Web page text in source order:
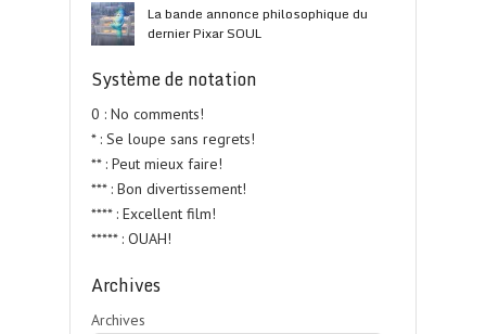
La bande annonce philosophique du
dernier Pixar SOUL
Système de notation
0 : No comments!
* : Se loupe sans regrets!
** : Peut mieux faire!
*** : Bon divertissement!
**** : Excellent film!
***** : OUAH!
Archives
Archives